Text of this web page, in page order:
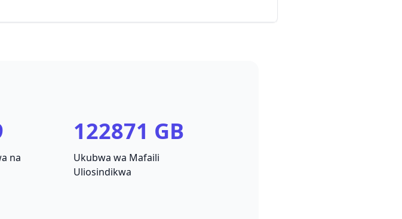
na
122871 GB
Ukubwa wa Mafaili
Uliosindikwa